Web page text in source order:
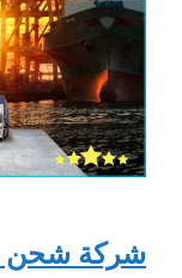
شركة شحن